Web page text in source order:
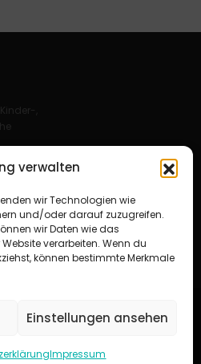
verwalten
wir Technologien wie
und/oder darauf zuzugreifen.
wir Daten wie das
verarbeiten. Wenn du
können bestimmte Merkmale
Einstellungen ansehen
Impressum
,